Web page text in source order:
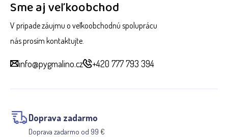
Sme aj veľkoobchod
V prípade záujmu o veľkoobchodnú spoluprácu
nás prosím kontaktujte.
info@pygmalino.cz +420 777 793 394
Doprava zadarmo
Doprava zadarmo od 99 €